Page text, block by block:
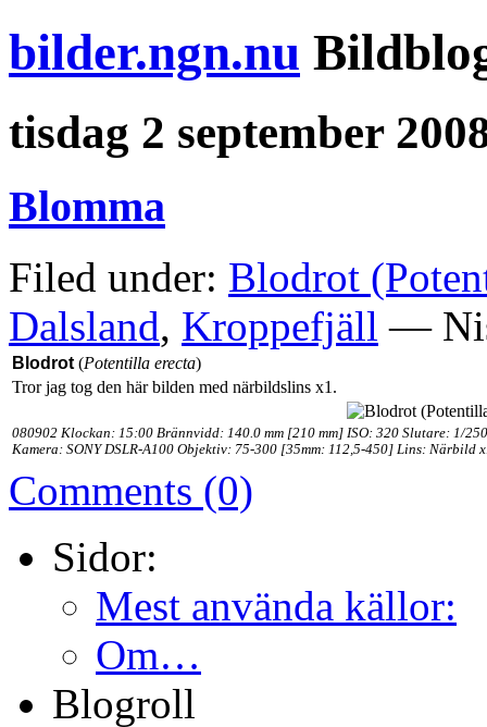
bilder.ngn.nu
tisdag 2 september
Blomma
Filed under: Blodrot
Dalsland, Kroppefjäll —
Blodrot (Potentilla erecta)
Tror jag tog den här bilden med närbildslins x1.
080902 Klockan: 15:00 Brännvidd: 140.0 mm [210 mm] ISO: 320 Slutare: 1/
Kamera: SONY DSLR-A100 Objektiv: 75-300 [35mm: 112,5-450] Lins: Närbild
Comments (0)
Sidor:
Mest använda källor:
Om…
Blogroll